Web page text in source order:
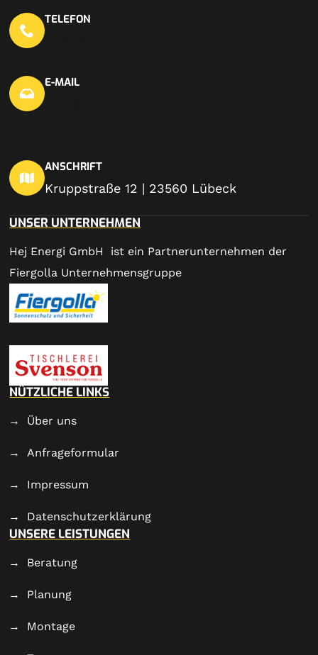
TELEFON
E-MAIL
ANSCHRIFT
Kruppstraße 12 | 23560 Lübeck
UNSER UNTERNEHMEN
Hej Energi GmbH ist ein Partnerunternehmen der
Fiergolla Unternehmensgruppe
NÜTZLICHE LINKS
Über uns
Anfrageformular
Impressum
Datenschutzerklärung
UNSERE LEISTUNGEN
Beratung
Planung
Montage